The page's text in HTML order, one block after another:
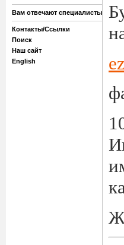
Вам отвечают специалисты
Контакты/Ссылки
Поиск
Наш сайт
English